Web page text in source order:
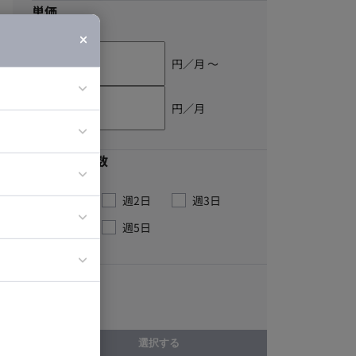
ア
単価
円／月 〜
円／月
最低稼働日数
週1日 週2日
週3日
週5日
選択する